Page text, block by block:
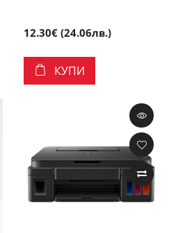
12.30€ (24.06лв.)
КУПИ